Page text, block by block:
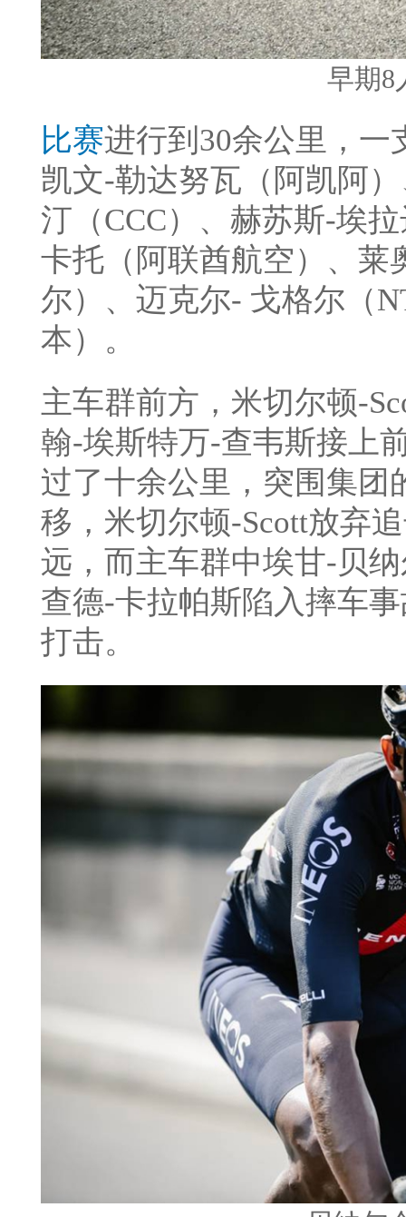
早期8
比赛进行到30余公里，一
凯文-勒达努瓦（阿凯阿
汀（CCC）、赫苏斯-埃
卡托（阿联酋航空）、莱
尔）、迈克尔- 戈格尔（
本）。
主车群前方，米切尔顿-
翰-埃斯特万-查韦斯接上
过了十余公里，突围集团
移，米切尔顿-Scott放弃
远，而主车群中埃甘-贝
查德-卡拉帕斯陷入摔车
打击。